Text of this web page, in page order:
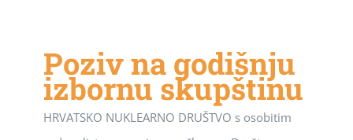
Poziv na godišnju
izbornu skupštinu
HRVATSKO NUKLEARNO DRUŠTVO s osobitim